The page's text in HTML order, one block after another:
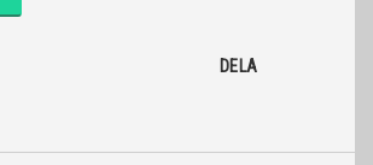
DELA